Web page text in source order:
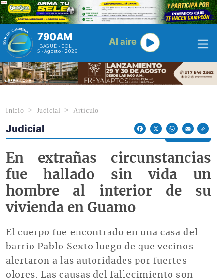
Pasar al contenido principal
790AM
IBAGUÉ - COL
5 · Agosto · 2026
Al aire
Inicio Judicial Artículo
Econoticias y Eventos
Judicial
FacebookX WhatsAppEmail
En extrañas circunstancias
fue hallado sin vida un
hombre al interior de su
vivienda en Guamo
El cuerpo fue encontrado en una casa del
barrio Pablo Sexto luego de que vecinos
alertaron a las autoridades por fuertes
olores. Las causas del fallecimiento son